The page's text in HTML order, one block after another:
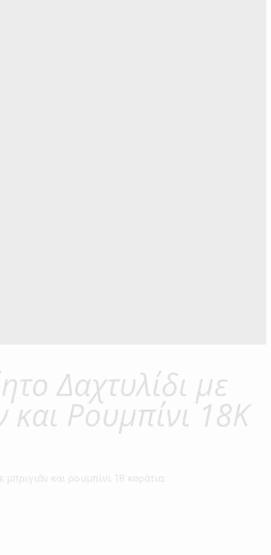
Δαχτυλίδι με
και Ρουμπίνι 18Κ
μπριγιάν και ρουμπίνι 18 καράτια